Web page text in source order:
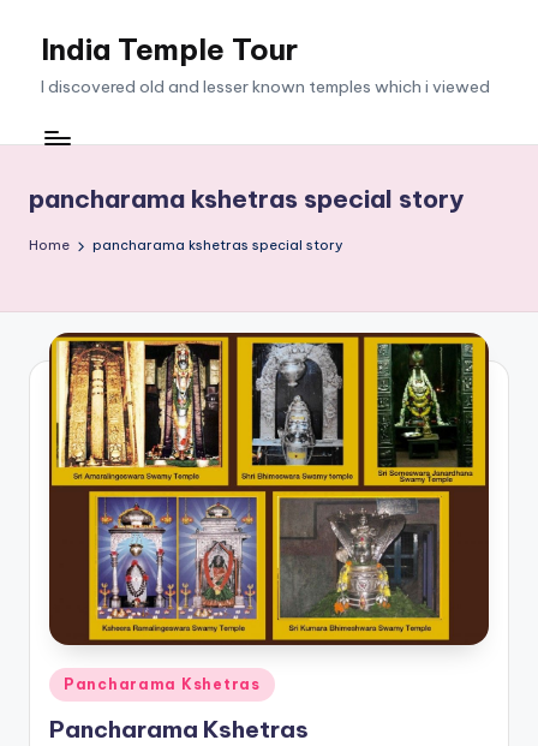
India Temple Tour
I discovered old and lesser known temples which i viewed
pancharama kshetras special story
Home pancharama kshetras special story
Posted
in
Pancharama Kshetras
Pancharama Kshetras